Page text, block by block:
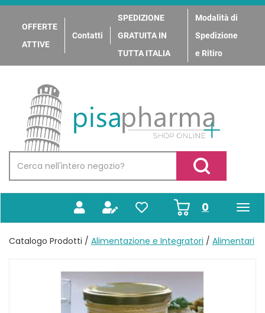
Passa
contenuto
principale
OFFERTE
ATTIVE
Contatti
SPEDIZIONE
GRATUITA IN
TUTTA ITALIA
Modalità di
Spedizione
e Ritiro
PisaPharma
Prodotto
Cerca Prodotto
0prodotti
inseriti
Catalogo Prodotti / Alimentazione e Integratori / Alimentari